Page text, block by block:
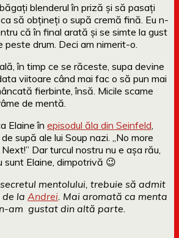
blenderul în priză și să pasați
să obțineți o supă cremă fină. Eu n-
că în final arată și se simte la gust
peste drum. Deci am nimerit-o.
în timp ce se răceste, supa devine
viitoare când mai fac o să pun mai
fierbinte, însă. Micile scame
de mentă.
Elaine în episodul ăla din Seinfeld
supă ale lui Soup nazi. „No more
Dar turcul nostru nu e așa rău,
sunt Elaine, dimpotrivă 😉
mentolului, trebuie să admit
la Andrei . Mai aromată ca menta
am gustat din altă parte.